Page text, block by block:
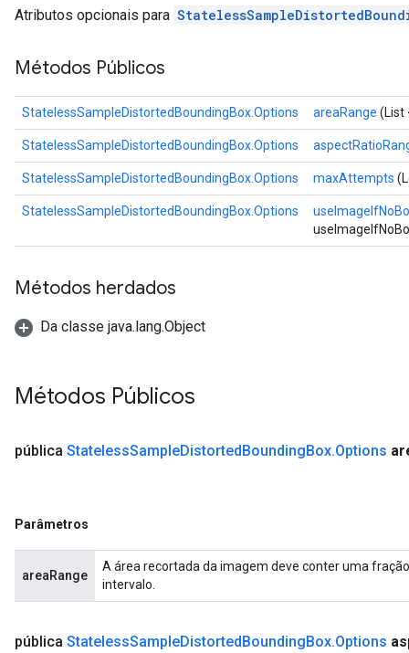
Atributos opcionais para
Métodos Públicos
StatelessSampleDistortedBoundingBox.Options areaRange (List
StatelessSampleDistortedBoundingBox.Options
StatelessSampleDistortedBoundingBox.Options maxAttempts
StatelessSampleDistortedBoundingBox.Options
Métodos herdados
Da classe java.lang.Object
Métodos Públicos
pública StatelessSampleDistortedBoundingBox.Options
Parâmetros
areaRange
A área recortada da imagem deve conter uma
intervalo.
pública StatelessSampleDistortedBoundingBox.Options